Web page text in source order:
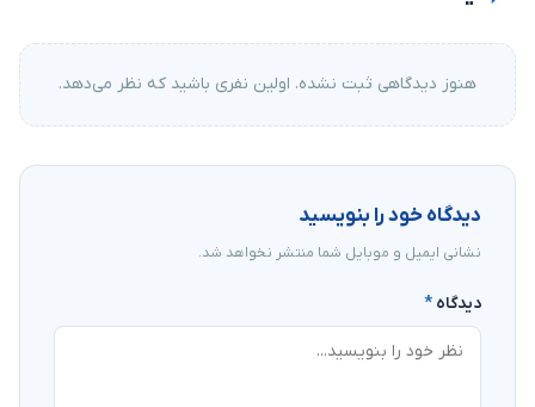
هنوز دیدگاهی ثبت نشده. اولین نفری باشید که نظر می‌دهد.
دیدگاه خود را بنویسید
نشانی ایمیل و موبایل شما منتشر نخواهد شد.
دیدگاه *